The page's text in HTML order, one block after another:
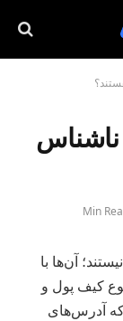
آن‌ها با
کیف پول و
آدرس‌های